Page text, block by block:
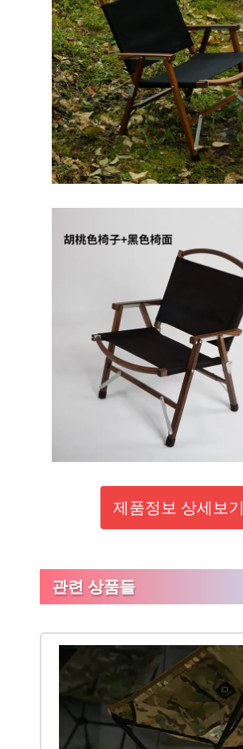
제품정보 상세보기
관련 상품들